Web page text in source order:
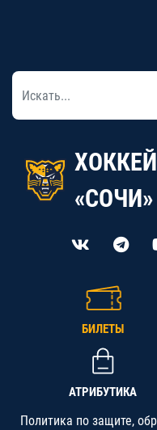
«СОЧИ»
БИЛЕТЫ
АТРИБУТИКА
Политика по защите,